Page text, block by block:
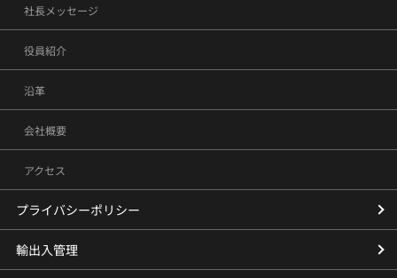
社長メッセージ
役員紹介
沿革
会社概要
アクセス
プライバシーポリシー
輸出入管理